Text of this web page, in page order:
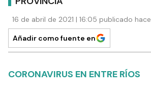
16 de abril de 2021 | 16:05 publicado
Añadir como fuente en
CORONAVIRUS EN ENTRE RÍOS